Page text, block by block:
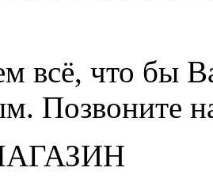
всё, что бы
Позвоните